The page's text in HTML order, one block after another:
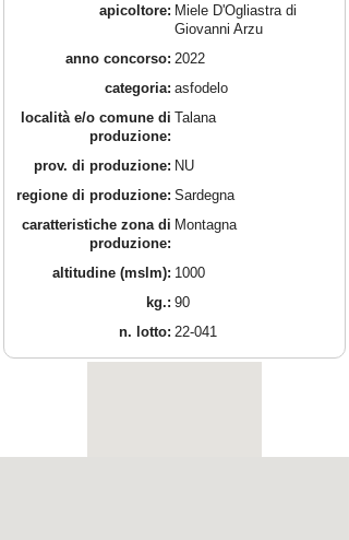
apicoltore: Miele D'Ogliastra di
Giovanni Arzu
anno concorso: 2022
categoria: asfodelo
località e/o comune di
produzione:
Talana
prov. di produzione: NU
regione di produzione: Sardegna
caratteristiche zona di
produzione:
Montagna
altitudine (mslm): 1000
kg.: 90
n. lotto: 22-041